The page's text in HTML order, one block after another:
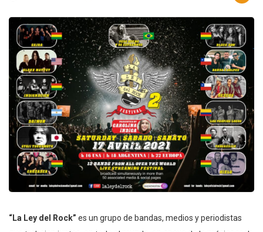
“La Ley del Rock” es un grupo de bandas, medios y periodistas